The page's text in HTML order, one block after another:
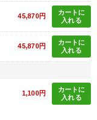
45,870円
カートに
入れる
45,870円
カートに
入れる
1,100円
カートに
入れる